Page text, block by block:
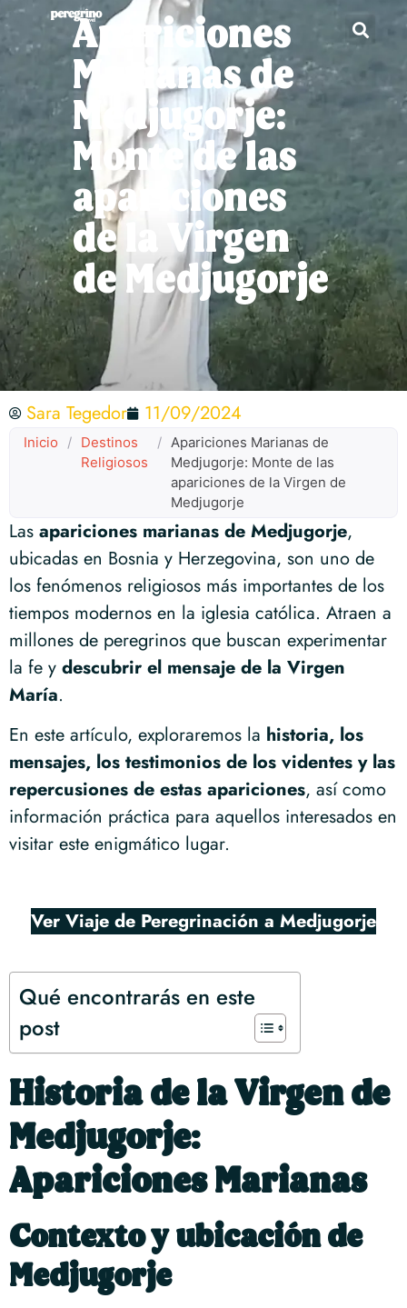
Apariciones
Marianas de
Medjugorje:
Monte de las
apariciones
de la Virgen
de Medjugorje
Sara Tegedor 11/09/2024
Inicio / Destinos
Religiosos
/ Apariciones Marianas de
Medjugorje: Monte de las
apariciones de la Virgen de
Medjugorje
Las apariciones marianas de Medjugorje,
ubicadas en Bosnia y Herzegovina, son uno de
los fenómenos religiosos más importantes de los
tiempos modernos en la iglesia católica. Atraen a
millones de peregrinos que buscan experimentar
la fe y descubrir el mensaje de la Virgen
María.
En este artículo, exploraremos la historia, los
mensajes, los testimonios de los videntes y las
repercusiones de estas apariciones, así como
información práctica para aquellos interesados en
visitar este enigmático lugar.
Ver Viaje de Peregrinación a Medjugorje
Qué encontrarás en este
post
Historia de la Virgen de
Medjugorje:
Apariciones Marianas
Contexto y ubicación de
Medjugorje